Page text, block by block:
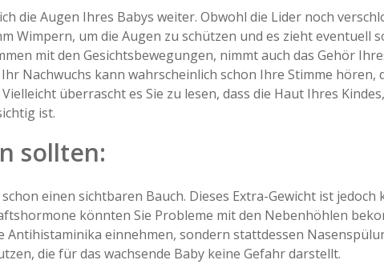
die Augen Ihres Babys weiter. Obwohl die Lider noch
Wimpern, um die Augen zu schützen und es zieht eventuell
mit den Gesichtsbewegungen, nimmt auch das Gehör
Nachwuchs kann wahrscheinlich schon Ihre Stimme hören,
überrascht es Sie zu lesen, dass die Haut Ihres
ist.
sollten:
einen sichtbaren Bauch. Dieses Extra-Gewicht ist
könnten Sie Probleme mit den Nebenhöhlen
einnehmen, sondern stattdessen
die für das wachsende Baby keine Gefahr darstellt.